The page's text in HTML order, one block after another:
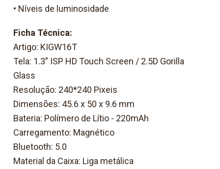
• Níveis de luminosidade
Ficha Técnica:
Artigo: KIGW16T
Tela: 1.3” ISP HD Touch Screen / 2.5D Gorilla
Glass
Resolução: 240*240 Pixeis
Dimensões: 45.6 x 50 x 9.6 mm
Bateria: Polímero de Lítio - 220mAh
Carregamento: Magnético
Bluetooth: 5.0
Material da Caixa: Liga metálica